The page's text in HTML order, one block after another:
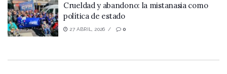
Crueldad y abandono: la mistanasia como
política de estado
27 ABRIL, 2026 0